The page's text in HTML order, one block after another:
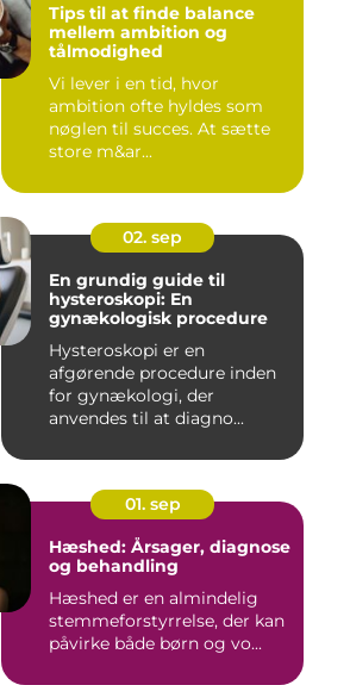
Tips til at finde balance
mellem ambition og
tålmodighed
Vi lever i en tid, hvor
ambition ofte hyldes som
nøglen til succes. At sætte
store m&ar...
02. sep
En grundig guide til
hysteroskopi: En
gynækologisk procedure
Hysteroskopi er en
afgørende procedure inden
for gynækologi, der
anvendes til at diagno...
01. sep
Hæshed: Årsager, diagnose
og behandling
Hæshed er en almindelig
stemmeforstyrrelse, der kan
påvirke både børn og vo...